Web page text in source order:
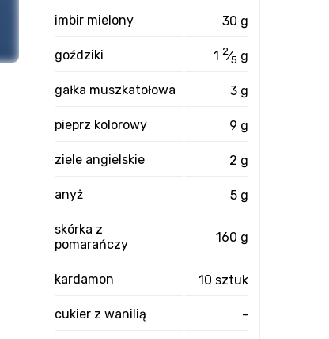
imbir mielony 30 g
goździki 1 2⁄5 g
gałka muszkatołowa 3 g
pieprz kolorowy 9 g
ziele angielskie 2 g
anyż 5 g
skórka z
pomarańczy
160 g
kardamon 10 sztuk
cukier z wanilią -